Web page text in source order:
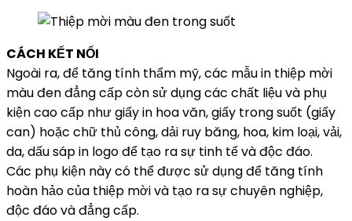
CÁCH KẾT NỐI
Ngoài ra, để tăng tính thẩm mỹ, các mẫu in thiệp mời
màu đen đẳng cấp còn sử dụng các chất liệu và phụ
kiện cao cấp như giấy in hoa văn, giấy trong suốt (giấy
can) hoặc chữ thủ công, dải ruy băng, hoa, kim loại, vải,
da, dấu sáp in logo để tạo ra sự tinh tế và độc đáo.
Các phụ kiện này có thể được sử dụng để tăng tính
hoàn hảo của thiệp mời và tạo ra sự chuyên nghiệp,
độc đáo và đẳng cấp.